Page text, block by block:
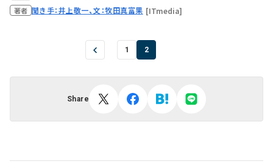
著者 聞き手：井上敬一、文：牧田真富果 [ITmedia]
1 2
Share